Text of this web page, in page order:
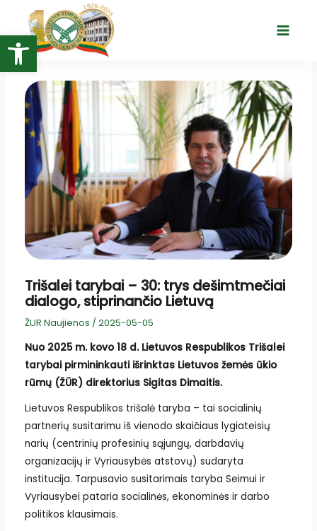
Open toolbar
turinio
Main
Trišalei tarybai – 30: trys dešimtmečiai
dialogo, stiprinančio Lietuvą
ŽUR Naujienos / 2025-05-05
Nuo 2025 m. kovo 18 d. Lietuvos Respublikos Trišalei
tarybai pirmininkauti išrinktas Lietuvos žemės ūkio
rūmų (ŽŪR) direktorius Sigitas Dimaitis.
Lietuvos Respublikos trišalė taryba – tai socialinių
partnerių susitarimu iš vienodo skaičiaus lygiateisių
narių (centrinių profesinių sąjungų, darbdavių
organizacijų ir Vyriausybės atstovų) sudaryta
institucija. Tarpusavio susitarimais taryba Seimui ir
Vyriausybei pataria socialinės, ekonominės ir darbo
politikos klausimais.